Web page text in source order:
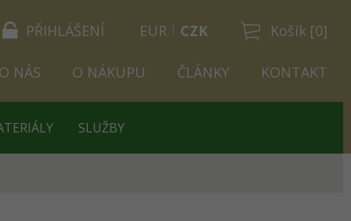
PŘIHLÁŠENÍ Košík [0]
EUR CZK
O NÁS O NÁKUPU ČLÁNKY KONTAKT
SLUŽBY